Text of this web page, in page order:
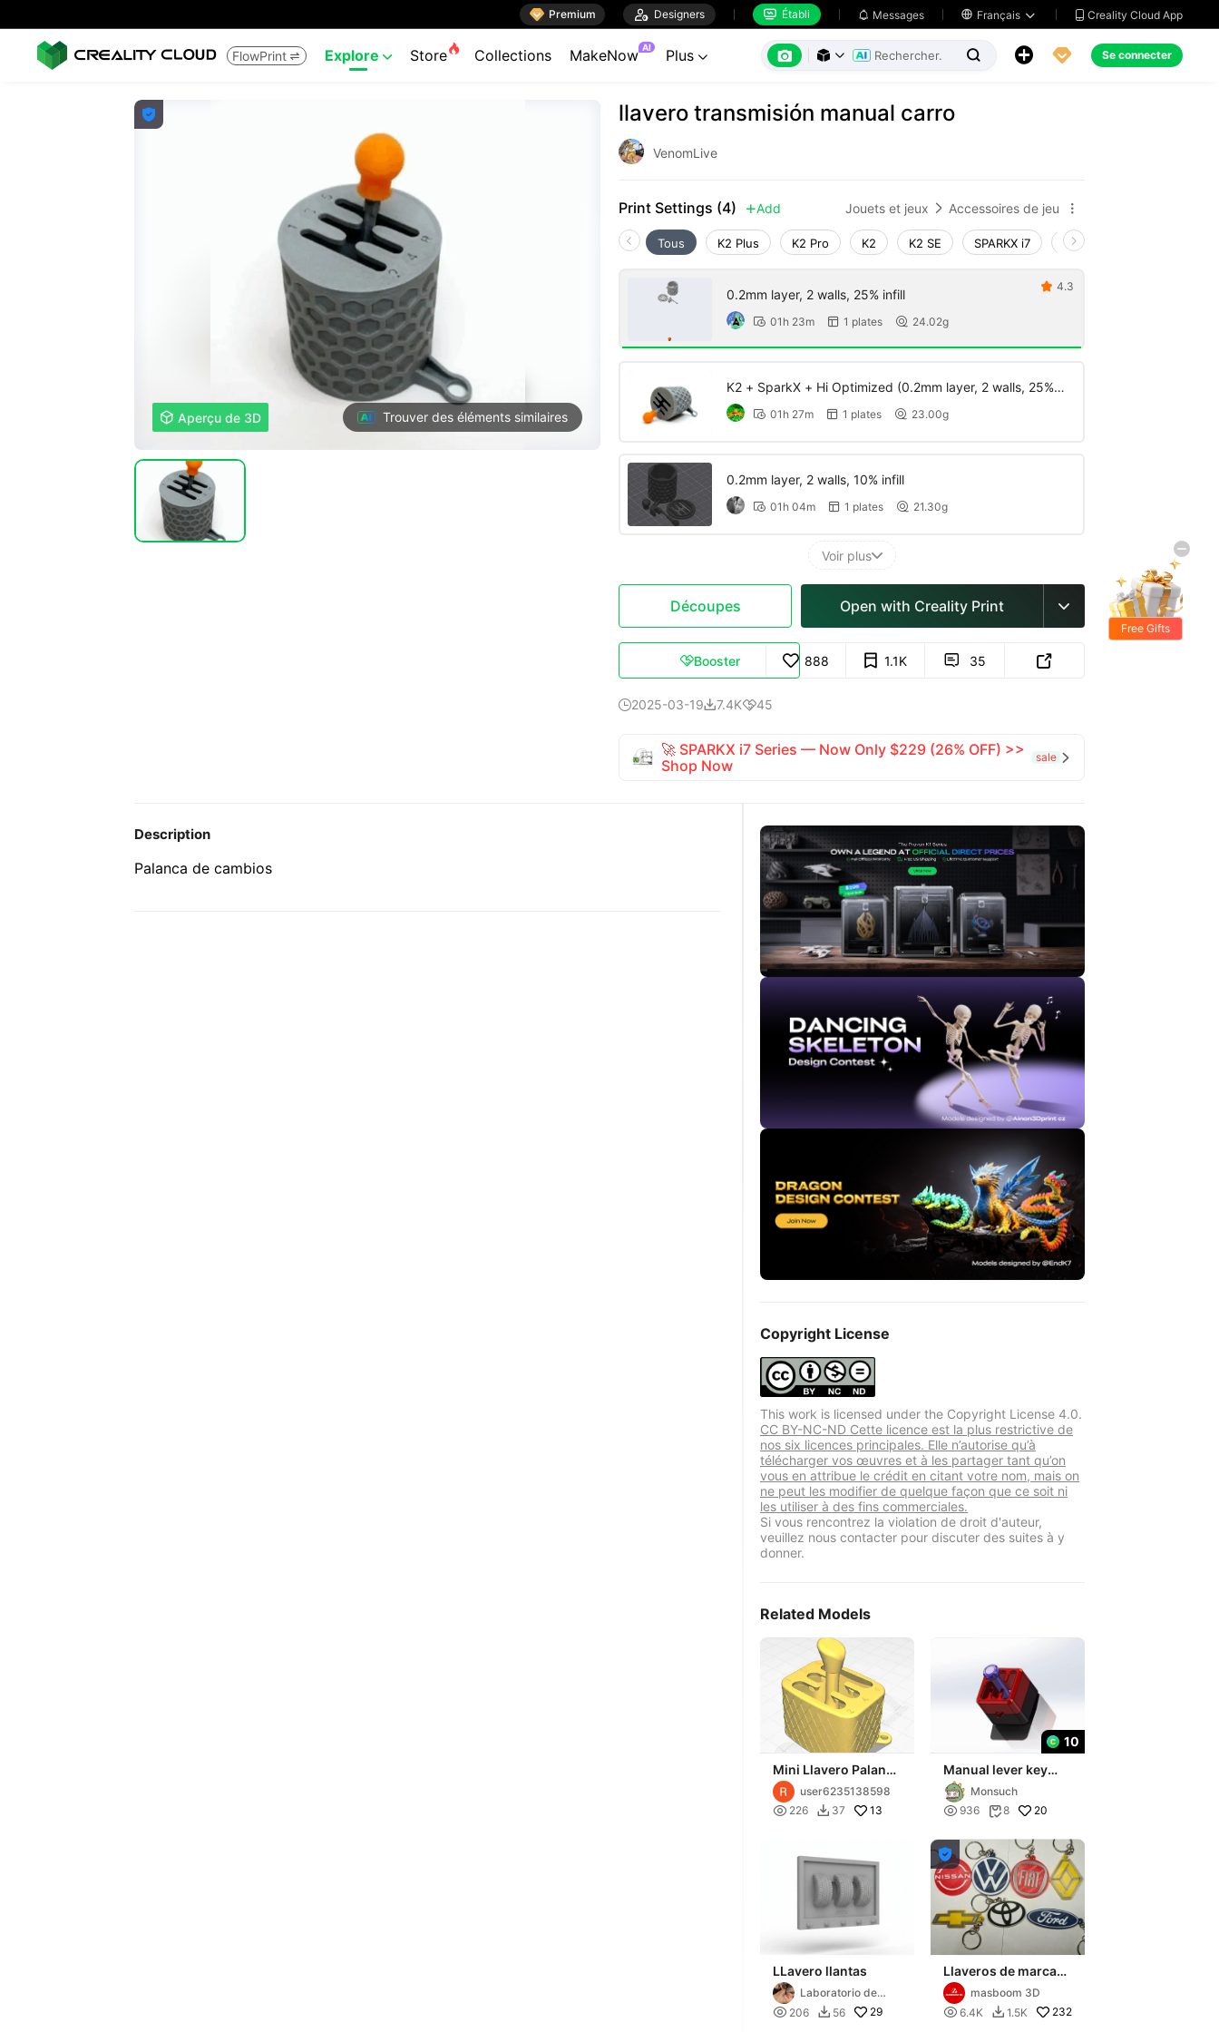
 Premium  Designers  Établi  Messages  Français   Creality Cloud App
FlowPrint  Explore  Store Collections MakeNow AI Plus        Se connecter

 Aperçu de 3D Trouver des éléments similaires
llavero transmisión manual carro
VenomLive
Print Settings (4) Add Jouets et jeux  Accessoires de jeu 
Tous K2 Plus K2 Pro K2 K2 SE SPARKX i7 Creality Hi
0.2mm layer, 2 walls, 25% infill
 01h 23m  1 plates  24.02g
 4.3
K2 + SparkX + Hi Optimized (0.2mm layer, 2 walls, 25%
infil)
 01h 27m  1 plates  23.00g
0.2mm layer, 2 walls, 10% infill
 01h 04m  1 plates  21.30g
Voir plus
Découpes Open with Creality Print 
Booster 888 1.1K  35 
2025-03-197.4K45
🚀 SPARKX i7 Series — Now Only $229 (26% OFF) >>
Shop Now
sale 
Description
Palanca de cambios
Copyright License
This work is licensed under the Copyright License 4.0.
CC BY-NC-ND Cette licence est la plus restrictive de
nos six licences principales. Elle n’autorise qu’à
télécharger vos œuvres et à les partager tant qu’on
vous en attribue le crédit en citant votre nom, mais on
ne peut les modifier de quelque façon que ce soit ni
les utiliser à des fins commerciales.
Si vous rencontrez la violation de droit d'auteur,
veuillez nous contacter pour discuter des suites à y
donner.
Related Models
Mini Llavero Palanca
de Cambios
user6235138598
 226  37 13
10
Manual lever key
chain, key chain
decompress手动挡杆
钥匙扣，钥匙扣减压挂
Monsuch
 936 8 20
LLavero llantas
Laboratorio de
Pao
 206  56 29

Llaveros de marcas
de vehículos
masboom 3D
 6.4K  1.5K 232
Free Gifts